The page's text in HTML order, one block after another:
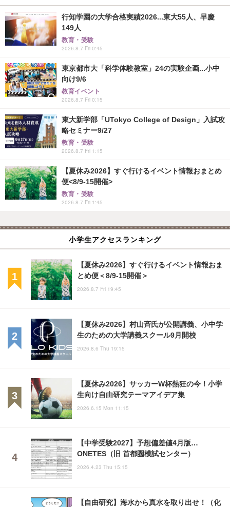
行知学園の大学合格実績2026...東大55人、早慶
149人
教育・受験
2026.8.7 Fri 0:45
東京都市大「科学体験教室」24の実験企画...小中
向け9/6
教育イベント
2026.8.7 Fri 0:15
東大新学部「UTokyo College of Design」入試攻
略セミナー9/27
教育・受験
2026.8.7 Fri 1:15
【夏休み2026】すぐ行けるイベント情報おまとめ
便<8/9-15開催>
教育・受験
2026.8.7 Fri 1:45
小学生アクセスランキング
【夏休み2026】すぐ行けるイベント情報おま
とめ便＜8/9-15開催＞
2026.8.7 Fri 19:45
【夏休み2026】村山斉氏が公開講義、小中学
生のための大学講義スクール9月開校
2026.8.6 Thu 19:15
【夏休み2026】サッカーW杯熱狂の今！小学
生向け自由研究テーマアイデア集
2026.6.15 Mon 11:15
【中学受験2027】予想偏差値4月版…
ONETES（旧 首都圏模試センター）
2026.4.23 Thu 15:15
【自由研究】海水から真水を取り出せ！（化